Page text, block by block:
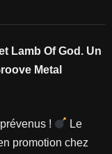
Lamb Of God. Un
Metal
!
Le
promotion chez